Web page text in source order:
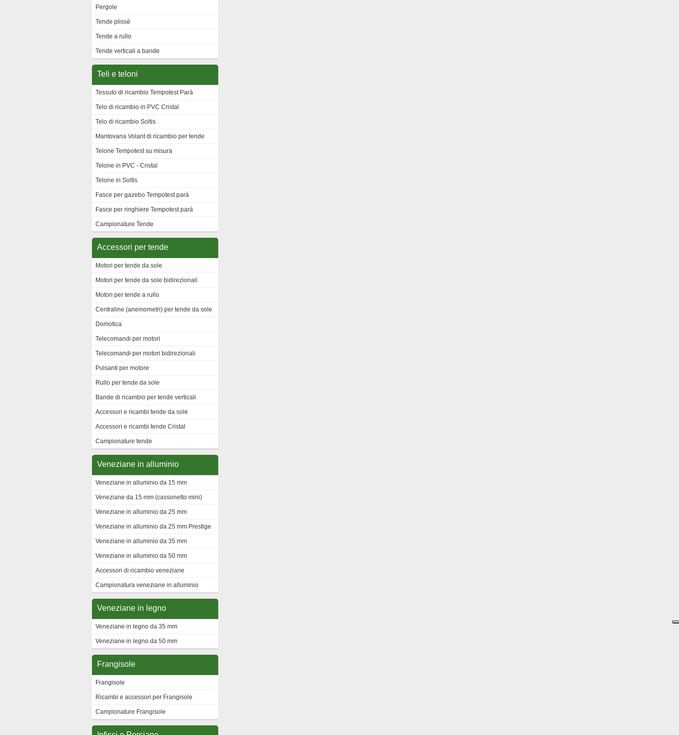
Pergole
Tende plissè
Tende a rullo
Tende verticali a bande
Teli e teloni
Tessuto di ricambio Tempotest Parà
Telo di ricambio in PVC Cristal
Telo di ricambio Soltis
Mantovana Volant di ricambio per tende
Telone Tempotest su misura
Telone in PVC - Cristal
Telone in Soltis
Fasce per gazebo Tempotest parà
Fasce per ringhiere Tempotest parà
Campionature Tende
Accessori per tende
Motori per tende da sole
Motori per tende da sole bidirezionali
Motori per tende a rullo
Centraline (anemometri) per tende da sole
Domotica
Telecomandi per motori
Telecomandi per motori bidirezionali
Pulsanti per motore
Rullo per tende da sole
Bande di ricambio per tende verticali
Accessori e ricambi tende da sole
Accessori e ricambi tende Cristal
Campionature tende
Veneziane in alluminio
Veneziane in alluminio da 15 mm
Veneziane da 15 mm (cassonetto mini)
Veneziane in alluminio da 25 mm
Veneziane in alluminio da 25 mm Prestige
Veneziane in alluminio da 35 mm
Veneziane in alluminio da 50 mm
Accessori di ricambio veneziane
Campionatura veneziane in alluminio
Veneziane in legno
Veneziane in legno da 35 mm
Veneziane in legno da 50 mm
Frangisole
Frangisole
Ricambi e accessori per Frangisole
Campionature Frangisole